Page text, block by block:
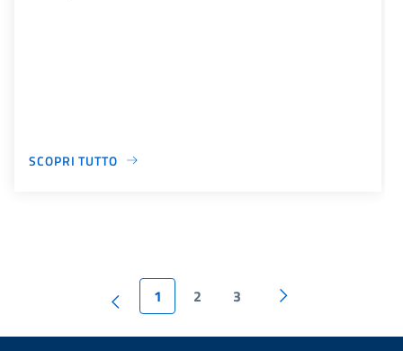
SCOPRI TUTTO
1 2 3